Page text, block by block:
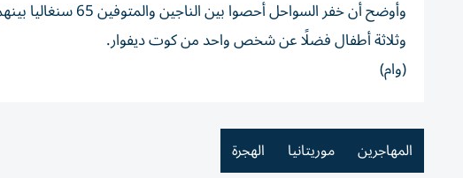
وثلاثة أطفال فضلًا عن شخص واحد من كوت ديفوار.
(وام)
المهاجرين موريتانيا الهجرة